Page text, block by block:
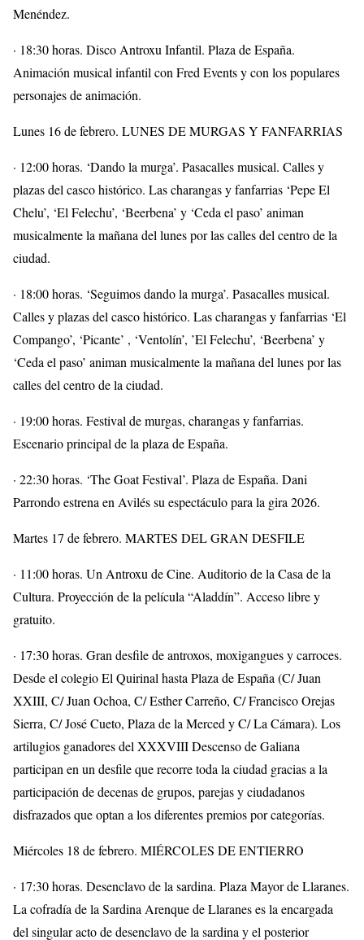
Menéndez.
· 18:30 horas. Disco Antroxu Infantil. Plaza de España.
Animación musical infantil con Fred Events y con los populares
personajes de animación.
Lunes 16 de febrero. LUNES DE MURGAS Y FANFARRIAS
· 12:00 horas. ‘Dando la murga’. Pasacalles musical. Calles y
plazas del casco histórico. Las charangas y fanfarrias ‘Pepe El
Chelu’, ‘El Felechu’, ‘Beerbena’ y ‘Ceda el paso’ animan
musicalmente la mañana del lunes por las calles del centro de la
ciudad.
· 18:00 horas. ‘Seguimos dando la murga’. Pasacalles musical.
Calles y plazas del casco histórico. Las charangas y fanfarrias ‘El
Compango’, ‘Picante’ , ‘Ventolín’, ’El Felechu’, ‘Beerbena’ y
‘Ceda el paso’ animan musicalmente la mañana del lunes por las
calles del centro de la ciudad.
· 19:00 horas. Festival de murgas, charangas y fanfarrias.
Escenario principal de la plaza de España.
· 22:30 horas. ‘The Goat Festival’. Plaza de España. Dani
Parrondo estrena en Avilés su espectáculo para la gira 2026.
Martes 17 de febrero. MARTES DEL GRAN DESFILE
· 11:00 horas. Un Antroxu de Cine. Auditorio de la Casa de la
Cultura. Proyección de la película “Aladdín”. Acceso libre y
gratuito.
· 17:30 horas. Gran desfile de antroxos, moxigangues y carroces.
Desde el colegio El Quirinal hasta Plaza de España (C/ Juan
XXIII, C/ Juan Ochoa, C/ Esther Carreño, C/ Francisco Orejas
Sierra, C/ José Cueto, Plaza de la Merced y C/ La Cámara). Los
artilugios ganadores del XXXVIII Descenso de Galiana
participan en un desfile que recorre toda la ciudad gracias a la
participación de decenas de grupos, parejas y ciudadanos
disfrazados que optan a los diferentes premios por categorías.
Miércoles 18 de febrero. MIÉRCOLES DE ENTIERRO
· 17:30 horas. Desenclavo de la sardina. Plaza Mayor de Llaranes.
La cofradía de la Sardina Arenque de Llaranes es la encargada
del singular acto de desenclavo de la sardina y el posterior